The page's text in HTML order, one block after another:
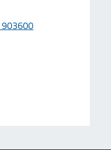
903600